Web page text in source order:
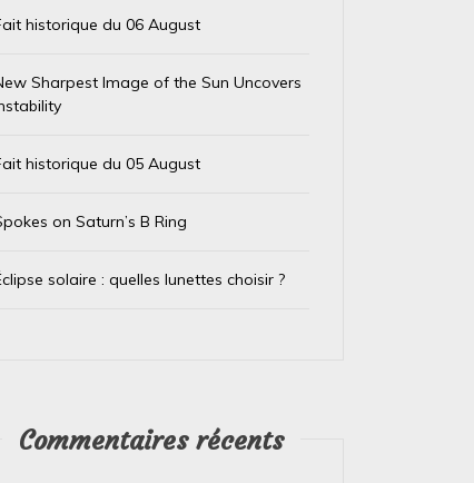
historique du 06 August
Sharpest Image of the Sun Uncovers
historique du 05 August
on Saturn’s B Ring
solaire : quelles lunettes choisir ?
Commentaires récents